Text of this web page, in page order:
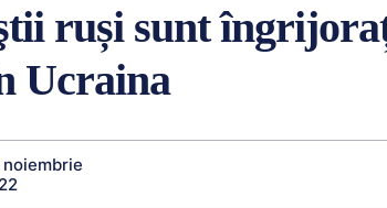
ruși sunt
Ucraina